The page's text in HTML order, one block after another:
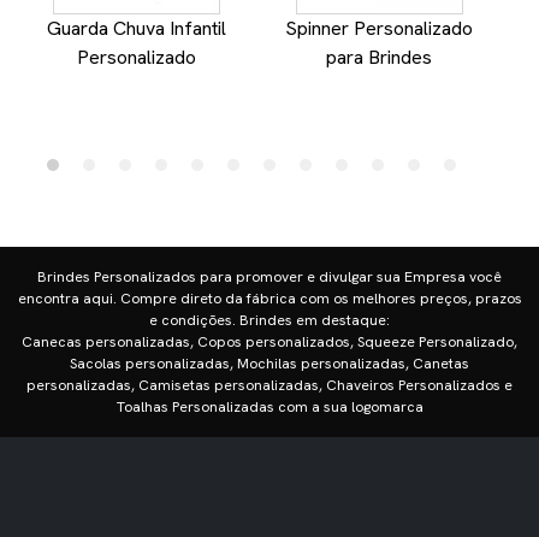
Guarda Chuva Infantil
Personalizado
Spinner Personalizado
para Brindes
Brindes Personalizados para promover e divulgar sua Empresa você
encontra aqui. Compre direto da fábrica com os melhores preços, prazos
e condições. Brindes em destaque:
Canecas personalizadas, Copos personalizados, Squeeze Personalizado,
Sacolas personalizadas, Mochilas personalizadas, Canetas
personalizadas, Camisetas personalizadas, Chaveiros Personalizados e
Toalhas Personalizadas com a sua logomarca